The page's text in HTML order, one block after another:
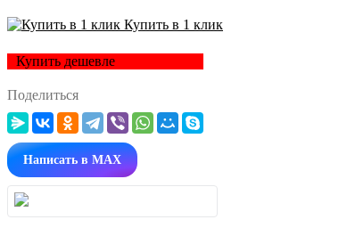
Купить в 1 клик
Купить дешевле
Поделиться
Написать в MAX